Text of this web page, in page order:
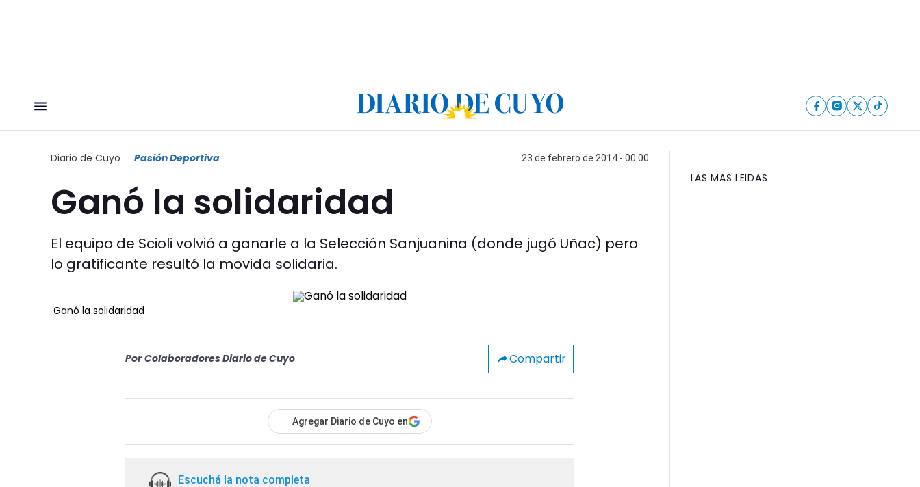
Diario de Cuyo Pasión Deportiva 23 de febrero de 2014 - 00:00
Ganó la solidaridad
El equipo de Scioli volvió a ganarle a la Selección Sanjuanina (donde jugó Uñac) pero
lo gratificante resultó la movida solidaria.
Ganó la solidaridad
Por Colaboradores Diario de Cuyo Compartir
Agregar Diario de Cuyo en
Escuchá la nota completa
LAS MAS LEIDAS